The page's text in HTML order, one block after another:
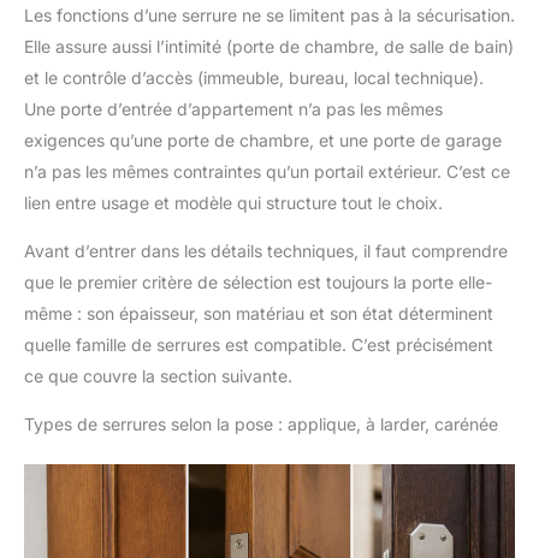
Les fonctions d’une serrure ne se limitent pas à la sécurisation.
Elle assure aussi l’intimité (porte de chambre, de salle de bain)
et le contrôle d’accès (immeuble, bureau, local technique).
Une porte d’entrée d’appartement n’a pas les mêmes
exigences qu’une porte de chambre, et une porte de garage
n’a pas les mêmes contraintes qu’un portail extérieur. C’est ce
lien entre usage et modèle qui structure tout le choix.
Avant d’entrer dans les détails techniques, il faut comprendre
que le premier critère de sélection est toujours la porte elle-
même : son épaisseur, son matériau et son état déterminent
quelle famille de serrures est compatible. C’est précisément
ce que couvre la section suivante.
Types de serrures selon la pose : applique, à larder, carénée